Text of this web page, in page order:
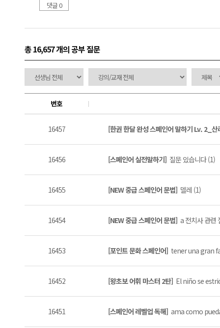
댓글 0
총 16,657 개의 공부 질문
번호
16457 [한권 한달 완성 스페인어 말하기 Lv. 2_
16456 [스페인어 실전말하기] 질문 있습니다 (1)
16455 [NEW 중급 스페인어 문법] 델레 (1)
16454 [NEW 중급 스페인어 문법] a 전치사 관련
16453 [포인트 문화 스페인어] tener una gran
16452 [왕초보 어휘 마스터 2탄] El niño se
16451 [스페인어 레벨업 독해] ama como